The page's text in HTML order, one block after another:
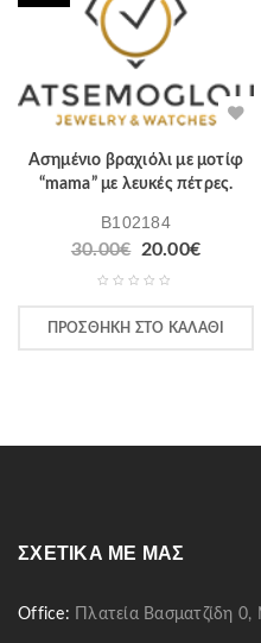
Ασημένιο βραχιόλι με μοτίφ
“mama” με λευκές πέτρες.
B102184
30.00€ 20.00€
ΠΡΟΣΘΉΚΗ ΣΤΟ ΚΑΛΆΘΙ
ΣΧΕΤΙΚΆ ΜΕ ΜΑΣ
Office: Πλατεία Βασματζίδη